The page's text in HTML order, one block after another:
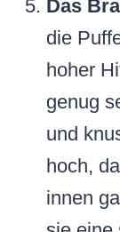
Das
die
hoher
genug
und
hoch,
innen